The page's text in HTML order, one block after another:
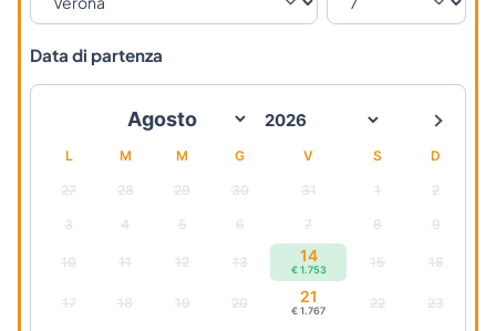
Data di partenza
L M M G V S D
27 28 29 30 31 1 2
3 4 5 6 7 8 9
10 11 12 13 14
€ 1.753 15 16
17 18 19 20 21
€ 1.767 22 23